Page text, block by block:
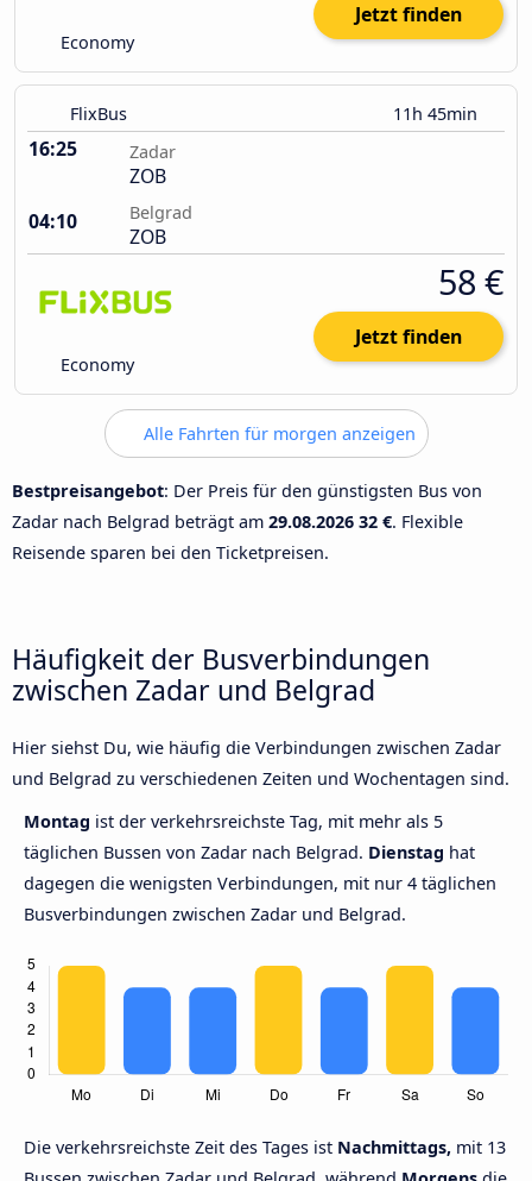
Economy
Jetzt finden
FlixBus 11h 45min
16:25 Zadar
ZOB
04:10
Belgrad
ZOB
Economy
58 €
Jetzt finden
Alle Fahrten für morgen anzeigen
Bestpreisangebot: Der Preis für den günstigsten Bus von
Zadar nach Belgrad beträgt am 29.08.2026 32 €. Flexible
Reisende sparen bei den Ticketpreisen.
Häufigkeit der Busverbindungen
zwischen Zadar und Belgrad
Hier siehst Du, wie häufig die Verbindungen zwischen Zadar
und Belgrad zu verschiedenen Zeiten und Wochentagen sind.
Montag ist der verkehrsreichste Tag, mit mehr als 5
täglichen Bussen von Zadar nach Belgrad. Dienstag hat
dagegen die wenigsten Verbindungen, mit nur 4 täglichen
Busverbindungen zwischen Zadar und Belgrad.
Die verkehrsreichste Zeit des Tages ist Nachmittags, mit 13